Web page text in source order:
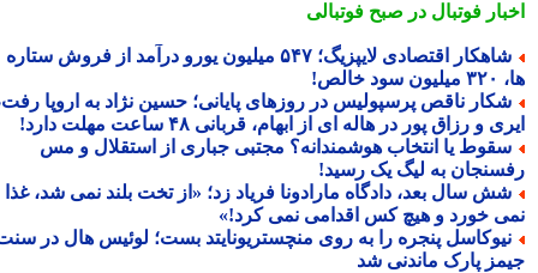
فوتبال در صبح فوتبالی
شاهکار اقتصادی لایپزیگ؛ ۵۴۷ میلیون یورو درآمد از فروش ستاره
ناقص پرسپولیس در روزهای پایانی؛ حسین نژاد به اروپا رفت،
و رزاق پور در هاله ای از ابهام، قربانی ۴۸ ساعت مهلت دارد!
یا انتخاب هوشمندانه؟ مجتبی جباری از استقلال و مس
به لیگ یک رسید!
سال بعد، دادگاه مارادونا فریاد زد؛ «از تخت بلند نمی شد، غذا
خورد و هیچ کس اقدامی نمی کرد!»
پنجره را به روی منچستریونایتد بست؛ لوئیس هال در سنت
پارک ماندنی شد